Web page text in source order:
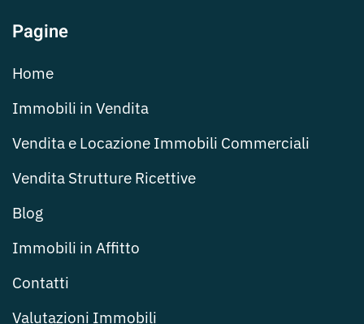
Pagine
Home
Immobili in Vendita
Vendita e Locazione Immobili Commerciali
Vendita Strutture Ricettive
Blog
Immobili in Affitto
Contatti
Valutazioni Immobili